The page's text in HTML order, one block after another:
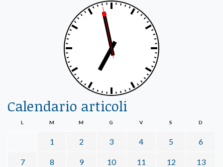
Calendario articoli
L M M G V S D
1 2 3 4 5 6
7 8 9 10 11 12 13